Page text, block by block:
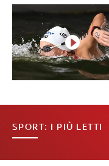
SPORT: I PIÙ LETTI